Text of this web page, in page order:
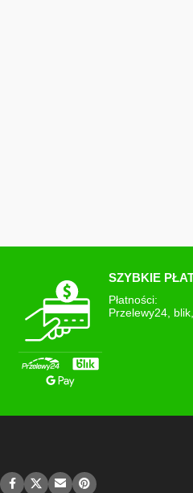
SZYBKIE
Płatności:
Przelewy24,